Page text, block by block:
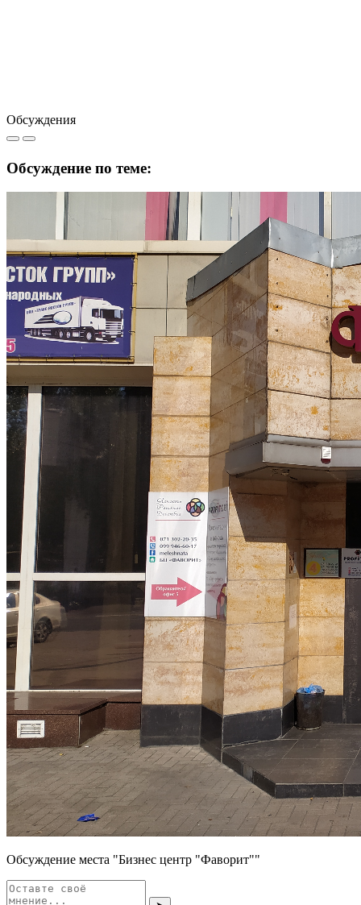
Обсуждения
Обсуждение по теме:
Обсуждение места "Бизнес центр "Фаворит""